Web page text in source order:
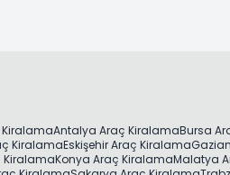
Antalya Araç KiralamaBursa
KiralamaEskişehir Araç Kiralama
KiralamaKonya Araç KiralamaMalatya